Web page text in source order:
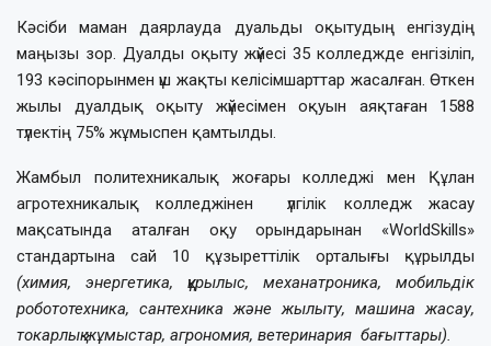
Кәсіби маман даярлауда дуальды оқытудың енгізудің
маңызы зор. Дуалды оқыту жүйесі 35 колледжде енгізіліп,
193 кәсіпорынмен үш жақты келісімшарттар жасалған. Өткен
жылы дуалдық оқыту жүйесімен оқуын аяқтаған 1588
түлектің 75% жұмыспен қамтылды.
Жамбыл политехникалық жоғары колледжі мен Құлан
агротехникалық колледжінен үлгілік колледж жасау
мақсатында аталған оқу орындарынан «WorldSkills»
стандартына сай 10 құзыреттілік орталығы құрылды
(химия, энергетика, құрылыс, механатроника, мобильдік
робототехника, сантехника және жылыту, машина жасау,
токарлық жұмыстар, агрономия, ветеринария бағыттары).